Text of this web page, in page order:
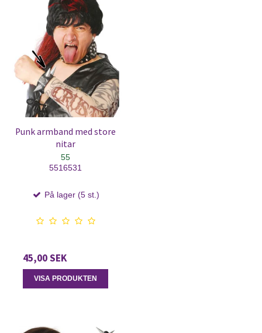
Punk armband med store
nitar
55
5516531
På lager (5 st.)
45,00 SEK
VISA PRODUKTEN